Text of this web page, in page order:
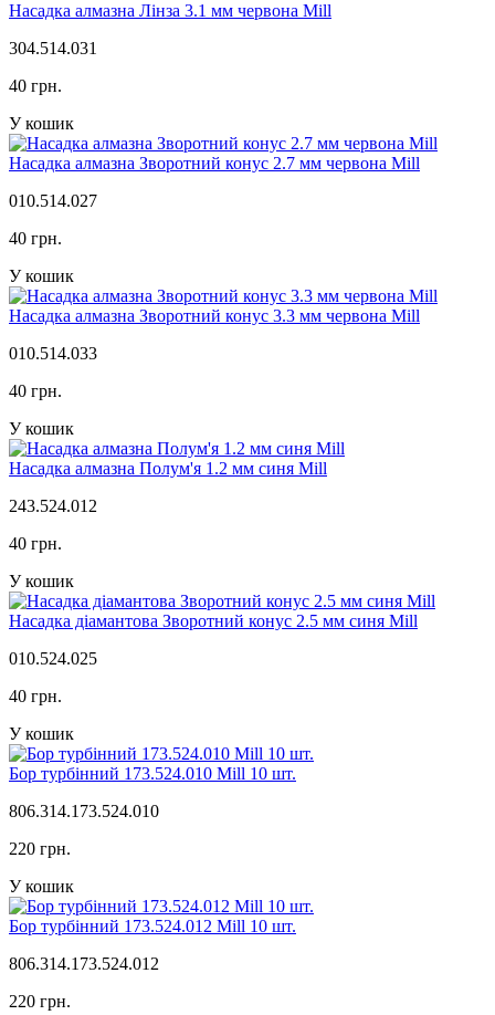
Насадка алмазна Лінза 3.1 мм червона Mill
304.514.031
40 грн.
У кошик
Насадка алмазна Зворотний конус 2.7 мм червона Mill
010.514.027
40 грн.
У кошик
Насадка алмазна Зворотний конус 3.3 мм червона Mill
010.514.033
40 грн.
У кошик
Насадка алмазна Полум'я 1.2 мм синя Mill
243.524.012
40 грн.
У кошик
Насадка діамантова Зворотний конус 2.5 мм синя Mill
010.524.025
40 грн.
У кошик
Бор турбінний 173.524.010 Mill 10 шт.
806.314.173.524.010
220 грн.
У кошик
Бор турбінний 173.524.012 Mill 10 шт.
806.314.173.524.012
220 грн.